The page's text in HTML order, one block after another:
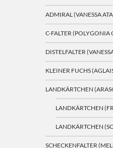
ADMIRAL (VANESSA
C-FALTER (POLYGONIA
DISTELFALTER
KLEINER FUCHS
LANDKÄRTCHEN
LANDKÄRTCHEN
LANDKÄRTCHEN
SCHECKENFALTER